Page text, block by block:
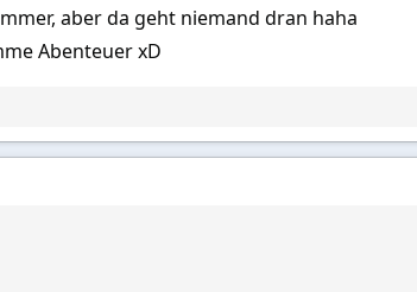
aber da geht niemand dran haha
Abenteuer xD